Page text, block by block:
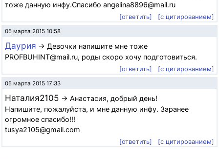
тоже данную инфу.Спасибо angelina8896@mail.ru
[ответить] [с цитированием]
05 марта 2015 10:58
Даурия → Девочки напишите мне тоже
PROFBUHINT@mail.ru, роды скоро хочу подготовиться.
[ответить] [с цитированием]
05 марта 2015 17:33
Наталия2105 → Анастасия, добрый день!
Напишите, пожалуйста, и мне данную инфу. Заранее
огромное спасибо!!!
tusya2105@gmail.com
[ответить] [с цитированием]